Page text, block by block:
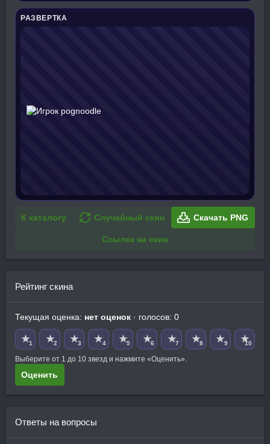
РАЗВЕРТКА
К каталогу Случайный скин Скачать PNG
Ссылка на скин
Рейтинг скина
Текущая оценка: нет оценок · голосов: 0
★1 ★2 ★3 ★4 ★5 ★6 ★7 ★8 ★9 ★10
Выберите от 1 до 10 звезд и нажмите «Оценить».
Оценить
Ответы на вопросы